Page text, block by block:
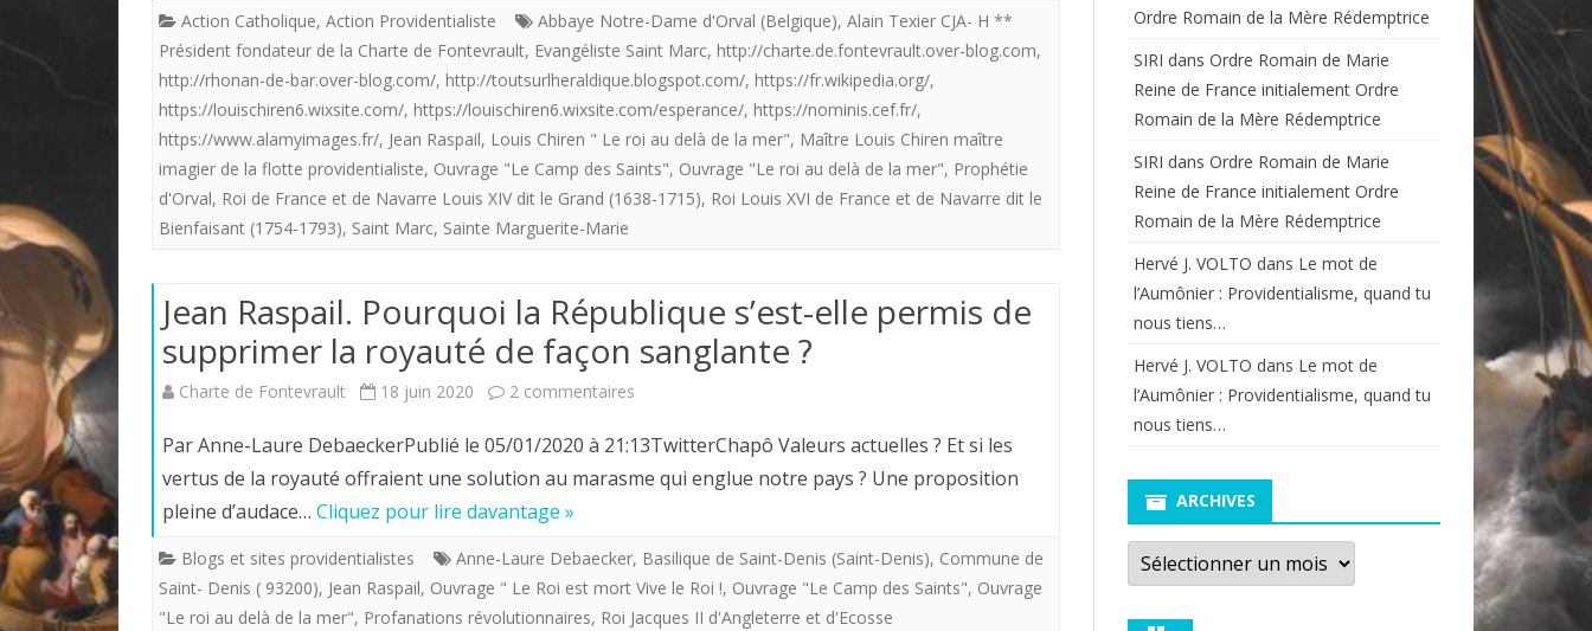
et
pas
qu’à
et
maintenant.
imagier
de
Flotte
providentialiste
royalistes
«
au
de
la
Action Catholique, Action Providentialiste Abbaye Notre-Dame d'Orval (Belgique), Alain Texier CJA- H **
Président fondateur de la Charte de Fontevrault, Evangéliste Saint Marc, http://charte.de.fontevrault.over-blog.com,
http://rhonan-de-bar.over-blog.com/, http://toutsurlheraldique.blogspot.com/, https://fr.wikipedia.org/,
https://louischiren6.wixsite.com/, https://louischiren6.wixsite.com/esperance/, https://nominis.cef.fr/,
https://www.alamyimages.fr/, Jean Raspail, Louis Chiren " Le roi au delà de la mer", Maître Louis Chiren maître
imagier de la flotte providentialiste, Ouvrage "Le Camp des Saints", Ouvrage "Le roi au delà de la mer", Prophétie
d'Orval, Roi de France et de Navarre Louis XIV dit le Grand (1638-1715), Roi Louis XVI de France et de Navarre dit le
Bienfaisant (1754-1793), Saint Marc, Sainte Marguerite-Marie
Jean Raspail. Pourquoi la République s’est-elle permis de
supprimer la royauté de façon sanglante ?
Charte de Fontevrault 18 juin 2020 2 commentaires
Raspail.
la
République
Par Anne-Laure DebaeckerPublié le 05/01/2020 à 21:13TwitterChapô Valeurs actuelles ? Et si les
vertus de la royauté offraient une solution au marasme qui englue notre pays ? Une proposition
pleine d’audace… Cliquez pour lire davantage »
Blogs et sites providentialistes Anne-Laure Debaecker, Basilique de Saint-Denis (Saint-Denis), Commune de
Saint- Denis ( 93200), Jean Raspail, Ouvrage " Le Roi est mort Vive le Roi !, Ouvrage "Le Camp des Saints", Ouvrage
"Le roi au delà de la mer", Profanations révolutionnaires, Roi Jacques II d'Angleterre et d'Ecosse
Ordre Romain de la Mère Rédemptrice
SIRI dans Ordre Romain de Marie
Reine de France initialement Ordre
Romain de la Mère Rédemptrice
SIRI dans Ordre Romain de Marie
Reine de France initialement Ordre
Romain de la Mère Rédemptrice
Hervé J. VOLTO dans Le mot de
l’Aumônier : Providentialisme, quand tu
nous tiens…
Hervé J. VOLTO dans Le mot de
l’Aumônier : Providentialisme, quand tu
nous tiens…
ARCHIVES
Archives